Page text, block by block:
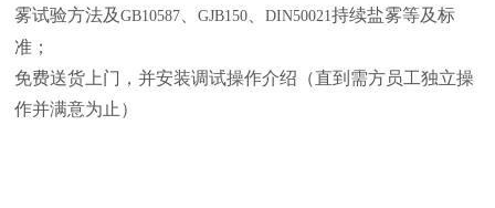
雾试验方法及GB10587 、GJB150 、DIN50021持续盐雾等及标
准；
免费送货上门，并安装调试操作介绍（直到需方员工独立操
作并满意为止）